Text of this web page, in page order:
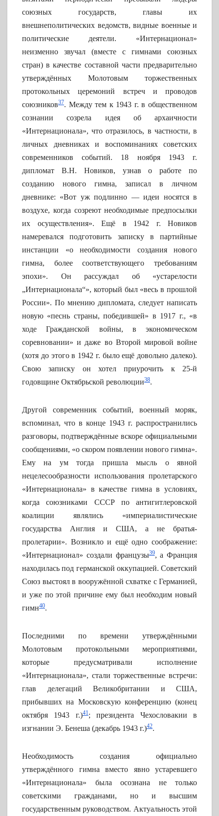
союзных государств, главы их
внешнеполитических ведомств, видные военные и
политические деятели. «Интернационал»
неизменно звучал (вместе с гимнами союзных
стран) в качестве составной части предварительно
утверждённых Молотовым торжественных
протокольных церемоний встреч и проводов
союзников37. Между тем к 1943 г. в общественном
сознании созрела идея об архаичности
«Интернационала», что отразилось, в частности, в
личных дневниках и воспоминаниях советских
современников событий. 18 ноября 1943 г.
дипломат В.Н. Новиков, узнав о работе по
созданию нового гимна, записал в личном
дневнике: «Вот уж подлинно — идеи носятся в
воздухе, когда созреют необходимые предпосылки
их осуществления». Ещё в 1942 г. Новиков
намеревался подготовить записку в партийные
инстанции «о необходимости создания нового
гимна, более соответствующего требованиям
эпохи». Он рассуждал об «устарелости
„Интернационала“», который был «весь в прошлой
России». По мнению дипломата, следует написать
новую «песнь страны, победившей» в 1917 г., «в
ходе Гражданской войны, в экономическом
соревновании» и даже во Второй мировой войне
(хотя до этого в 1942 г. было ещё довольно далеко).
Свою записку он хотел приурочить к 25-й
годовщине Октябрьской революции38.
Другой современник событий, военный моряк,
вспоминал, что в конце 1943 г. распространились
разговоры, подтверждённые вскоре официальными
сообщениями, «о скором появлении нового гимна».
Ему на ум тогда пришла мысль о явной
нецелесообразности использования пролетарского
«Интернационала» в качестве гимна в условиях,
когда союзниками СССР по антигитлеровской
коалиции являлись «империалистические
государства Англия и США, а не братья-
пролетарии». Возникло и ещё одно соображение:
«Интернационал» создали французы39, а Франция
находилась под германской оккупацией. Советский
Союз выстоял в вооружённой схватке с Германией,
и уже по этой причине ему был необходим новый
гимн40.
Последними по времени утверждёнными
Молотовым протокольными мероприятиями,
которые предусматривали исполнение
«Интернационала», стали торжественные встречи:
глав делегаций Великобритании и США,
прибывших на Московскую конференцию (конец
октября 1943 г.)41; президента Чехословакии в
изгнании Э. Бенеша (декабрь 1943 г.)42.
Необходимость создания официально
утверждённого гимна вместо явно устаревшего
«Интернационала» была осознана не только
советскими гражданами, но и высшим
государственным руководством. Актуальность этой